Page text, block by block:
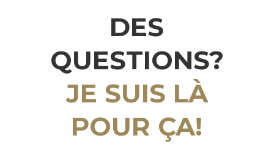
DES
QUESTIONS?
JE SUIS LÀ
POUR ÇA!